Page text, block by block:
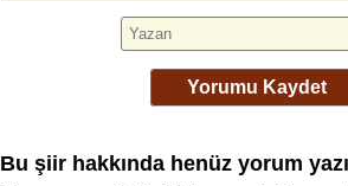
Yorumu Kaydet
Bu şiir hakkında henüz yorum